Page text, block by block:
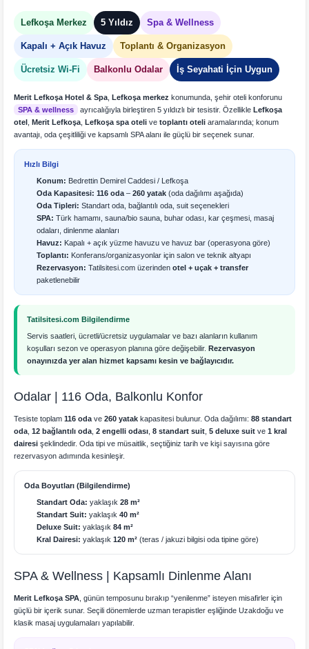
Lefkoşa Merkez 5 Yıldız Spa & Wellness
Kapalı + Açık Havuz Toplantı & Organizasyon
Ücretsiz Wi-Fi Balkonlu Odalar İş Seyahati İçin Uygun
Merit Lefkoşa Hotel & Spa ,Lefkoşa merkez konumunda, şehir oteli konforunu
SPA & wellness
ayrıcalığıyla birleştiren 5 yıldızlı bir tesistir. ÖzellikleLefkoşa
otel ,Merit Lefkoşa ,Lefkoşa spa oteli vetoplantı oteli aramalarında; konum
avantajı, oda çeşitliliği ve kapsamlı SPA alanı ile güçlü bir seçenek sunar.
Hızlı Bilgi
Konum: Bedrettin Demirel Caddesi / Lefkoşa
Oda Kapasitesi: 116 oda –260 yatak (oda dağılımı aşağıda)
Oda Tipleri: Standart oda, bağlantılı oda, suit seçenekleri
SPA: Türk hamamı, sauna/bio sauna, buhar odası, kar çeşmesi, masaj
odaları, dinlenme alanları
Havuz: Kapalı + açık yüzme havuzu ve havuz bar (operasyona göre)
Toplantı: Konferans/organizasyonlar için salon ve teknik altyapı
Rezervasyon: Tatilsitesi.com üzerindenotel + uçak + transfer
paketlenebilir
Tatilsitesi.com Bilgilendirme
Servis saatleri, ücretli/ücretsiz uygulamalar ve bazı alanların kullanım
koşulları sezon ve operasyon planına göre değişebilir.Rezervasyon
onayınızda yer alan hizmet kapsamı kesin ve bağlayıcıdır.
Odalar | 116 Oda, Balkonlu Konfor
Tesiste toplam116 oda ve260 yatak kapasitesi bulunur. Oda dağılımı:88 standart
oda ,12 bağlantılı oda ,2 engelli odası ,8 standart suit ,5 deluxe suit ve1 kral
dairesi şeklindedir. Oda tipi ve müsaitlik, seçtiğiniz tarih ve kişi sayısına göre
rezervasyon adımında kesinleşir.
Oda Boyutları (Bilgilendirme)
Standart Oda: yaklaşık28 m²
Standart Suit: yaklaşık40 m²
Deluxe Suit: yaklaşık84 m²
Kral Dairesi: yaklaşık120 m² (teras / jakuzi bilgisi oda tipine göre)
SPA & Wellness | Kapsamlı Dinlenme Alanı
Merit Lefkoşa SPA , günün temposunu bırakıp “yenilenme” isteyen misafirler için
güçlü bir içerik sunar. Seçili dönemlerde uzman terapistler eşliğinde Uzakdoğu ve
klasik masaj uygulamaları yapılabilir.